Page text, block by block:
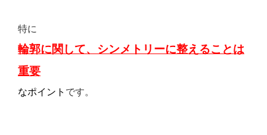
特に
輪郭に関して、シンメトリーに整えることは
重要
なポイント です。